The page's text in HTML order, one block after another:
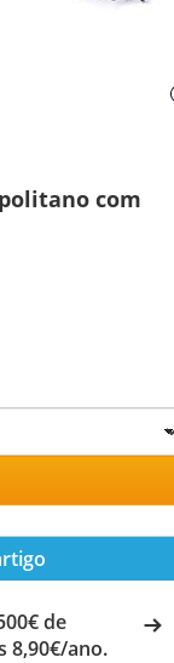
com
de
8,90€/ano.